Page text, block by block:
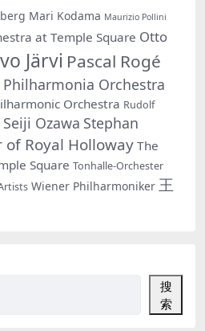
Mari Kodama Maurizio Pollini
at Temple Square Otto
Järvi Pascal Rogé
Philharmonia Orchestra
Orchestra Rudolf
Seiji Ozawa Stephan
of Royal Holloway The
Square Tonhalle-Orchester
Wiener Philharmoniker 王
搜
索